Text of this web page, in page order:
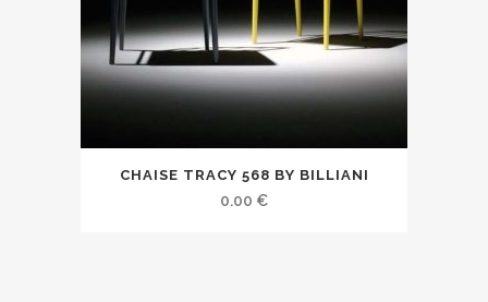
CHAISE TRACY 568 BY BILLIANI
0.00 €